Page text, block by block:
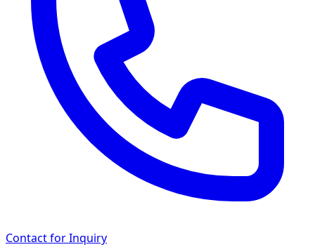
Contact for Inquiry